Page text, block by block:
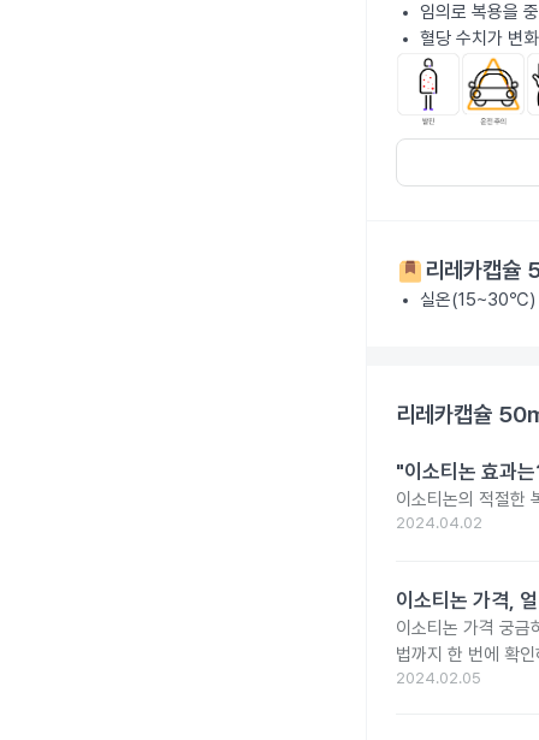
임의로 복용을
혈당 수치가 변
리레카캡슐
실온(15~30℃)
리레카캡슐
"이소티논 효과
이소티논의 적절한
2024.04.02
이소티논 가격,
이소티논 가격 궁금
법까지 한 번에 확
2024.02.05